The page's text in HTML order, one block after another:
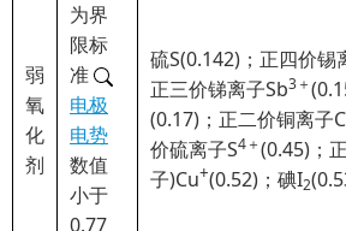
弱
氧
化
剂
为界
限标
准
电极
电势
数值
小于
0.77
硫S(0.142)；正四价锡
正三价锑离子Sb3＋
(0.17)；正二价铜离子
价硫离子S4＋(0.45)；
子)Cu+(0.52)；碘I2